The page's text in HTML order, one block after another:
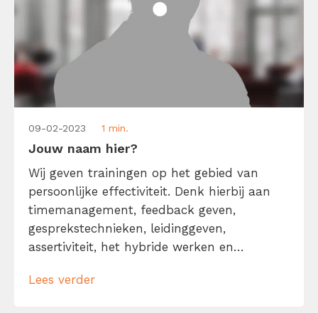
09-02-2023 1 min.
Jouw naam hier?
Wij geven trainingen op het gebied van
persoonlijke effectiviteit. Denk hierbij aan
timemanagement, feedback geven,
gesprekstechnieken, leidinggeven,
assertiviteit, het hybride werken en
praktisch en gegeven door echte experts.
Lees verder